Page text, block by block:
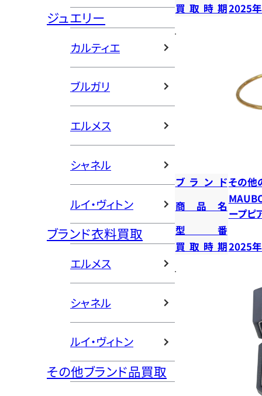
ジュエリー
カルティエ
ブルガリ
エルメス
シャネル
ルイ・ヴィトン
ブランド衣料買取
エルメス
シャネル
ルイ・ヴィトン
その他ブランド品買取
買取時期2025
ブランドその他
商品名
ープピ
型番
買取時期2025